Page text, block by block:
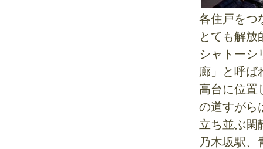
各住戸をつ
とても解放
シャトーシ
廊」と呼ば
高台に位置
の道すがら
立ち並ぶ閑
乃木坂駅、